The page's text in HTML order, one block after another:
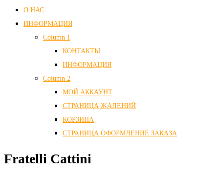
О НАС
ИНФОРМАЦИЯ
Column 1
КОНТАКТЫ
ИНФОРМАЦИЯ
Column 2
МОЙ АККАУНТ
СТРАНИЦА ЖАЛЕНИЙ
КОРЗИНА
СТРАНИЦА ОФОРМЛЕНИЕ ЗАКАЗА
Fratelli Cattini